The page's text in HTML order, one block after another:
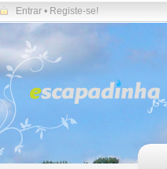
Entrar • Registe-se!